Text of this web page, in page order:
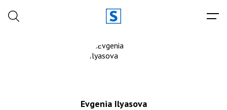
Evgenia Ilyasova